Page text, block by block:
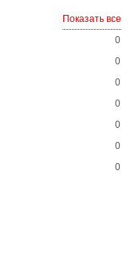
Показать все
0
0
0
0
0
0
0